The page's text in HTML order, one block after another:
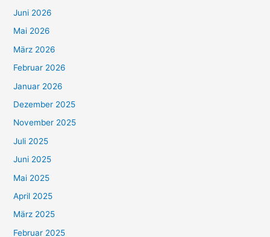
Juni 2026
Mai 2026
März 2026
Februar 2026
Januar 2026
Dezember 2025
November 2025
Juli 2025
Juni 2025
Mai 2025
April 2025
März 2025
Februar 2025